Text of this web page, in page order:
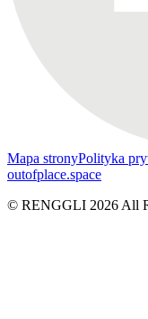
Mapa stronyPolityka
outofplace.space
© RENGGLI 2026 All